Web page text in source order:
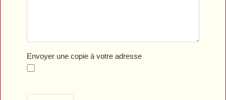
Envoyer une copie à votre adresse